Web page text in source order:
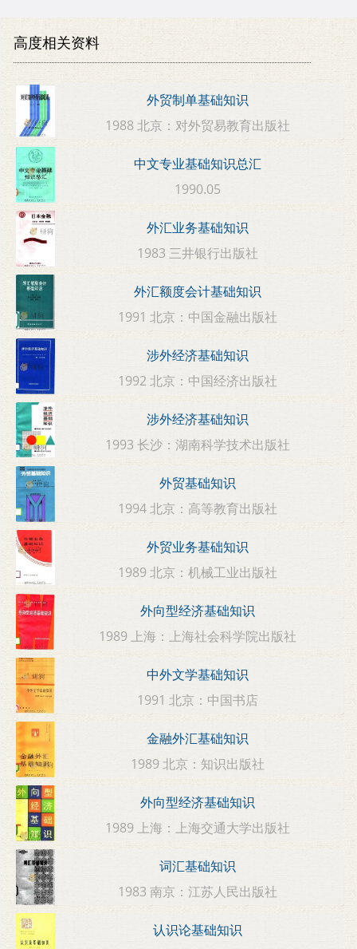
高度相关资料
外贸制单基础知识
1988 北京：对外贸易教育出版社
中文专业基础知识总汇
1990.05
外汇业务基础知识
1983 三井银行出版社
外汇额度会计基础知识
1991 北京：中国金融出版社
涉外经济基础知识
1992 北京：中国经济出版社
涉外经济基础知识
1993 长沙：湖南科学技术出版社
外贸基础知识
1994 北京：高等教育出版社
外贸业务基础知识
1989 北京：机械工业出版社
外向型经济基础知识
1989 上海：上海社会科学院出版社
中外文学基础知识
1991 北京：中国书店
金融外汇基础知识
1989 北京：知识出版社
外向型经济基础知识
1989 上海：上海交通大学出版社
词汇基础知识
1983 南京：江苏人民出版社
认识论基础知识